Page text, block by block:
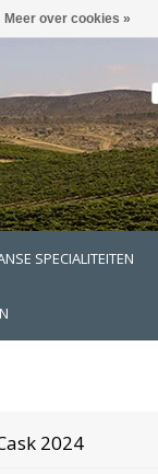
SPECIALITEITEN
2024
Meer over cookies »